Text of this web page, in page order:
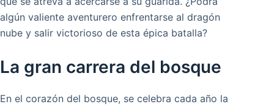
algún valiente aventurero enfrentarse al dragón
nube y salir victorioso de esta épica batalla?
La gran carrera del bosque
En el corazón del bosque, se celebra cada año la